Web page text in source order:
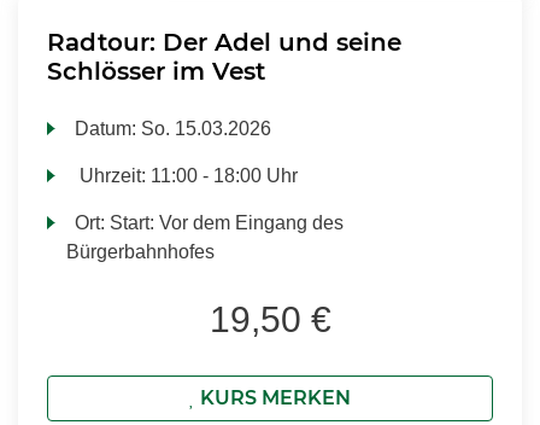
Radtour: Der Adel und seine
Schlösser im Vest
Datum: So. 15.03.2026
Uhrzeit: 11:00 - 18:00 Uhr
Ort: Start: Vor dem Eingang des
Bürgerbahnhofes
19,50 €
KURS MERKEN